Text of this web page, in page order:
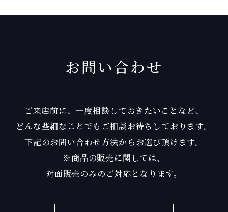
お問い合わせ
ご来店前に、一度相談しておきたいことなど、
どんな些細なことでもご相談お待ちしております。
下記のお問い合わせ方法からお選び頂けます。
※商品の販売に関しては、
対面販売のみのご対応となります。